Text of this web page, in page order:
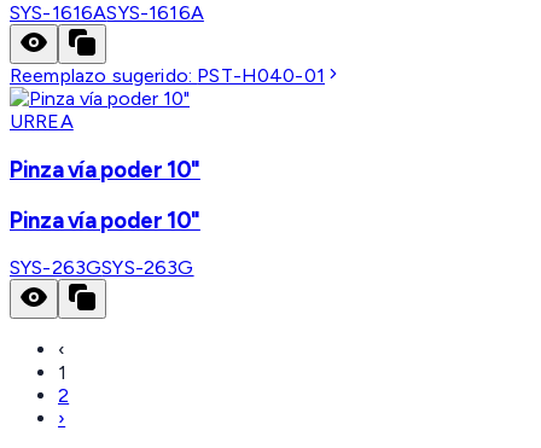
SYS-1616ASYS-1616A
Reemplazo sugerido: PST-H040-01
URREA
Pinza vía poder 10"
Pinza vía poder 10"
SYS-263GSYS-263G
‹
1
2
›